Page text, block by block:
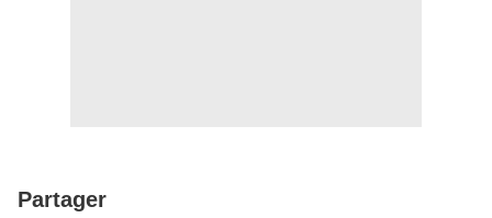
Partager